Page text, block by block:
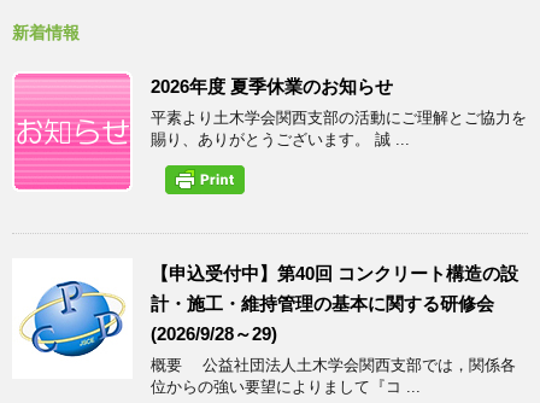
新着情報
2026年度 夏季休業のお知らせ
平素より土木学会関西支部の活動にご理解とご協力を
賜り、ありがとうございます。 誠 ...
【申込受付中】第40回 コンクリート構造の設
計・施工・維持管理の基本に関する研修会
(2026/9/28～29)
概要 公益社団法人土木学会関西支部では，関係各
位からの強い要望によりまして『コ ...